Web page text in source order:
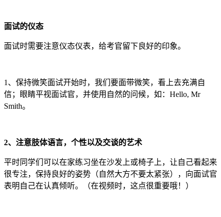
面试的仪态
面试时需要注意仪态仪表，给考官留下良好的印象。
1、保持微笑面试开始时，我们要面带微笑，看上去充满自
信；眼睛平视面试官，并使用自然的问候，如：Hello, Mr
Smith。
2、注意肢体语言，个性以及交谈的艺术
平时同学们可以在家练习坐在沙发上或椅子上，让自己看起来
很专注，保持良好的姿势（自然大方不要太紧张），向面试官
表明自己在认真倾听。（在视频时，这点很重要哦！）